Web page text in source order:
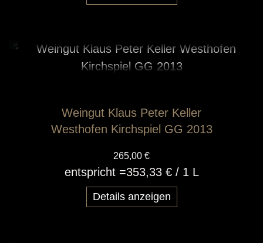
Weingut Klaus Peter Keller
Westhofen Kirchspiel GG 2013
265,00 €
entspricht =353,33 €/ 1 L
Details anzeigen